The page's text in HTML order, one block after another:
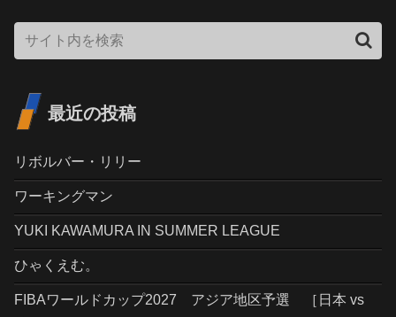
最近の投稿
リボルバー・リリー
ワーキングマン
YUKI KAWAMURA IN SUMMER LEAGUE
ひゃくえむ。
FIBAワールドカップ2027 アジア地区予選 ［日本 vs